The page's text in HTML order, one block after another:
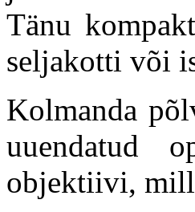
Tänu
seljakotti või
Kolmanda
uuendatud
objektiivi,